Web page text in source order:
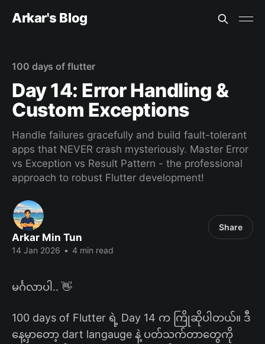
Arkar's Blog
100 days of flutter
Day 14: Error Handling &
Custom Exceptions
Handle failures gracefully and build fault-tolerant
apps that NEVER crash mysteriously. Master Error
vs Exception vs Result Pattern - the professional
approach to robust Flutter development!
Arkar Min Tun
14 Jan 2026 • 4 min read
Share
မင်္ဂလာပါ.. 👋
100 days of Flutter ရဲ့ Day 14 က ကြိုဆိုပါတယ်။ ဒီ
နေ့မှာတော့ dart langauge နဲ့ ပတ်သက်တာတွေကို